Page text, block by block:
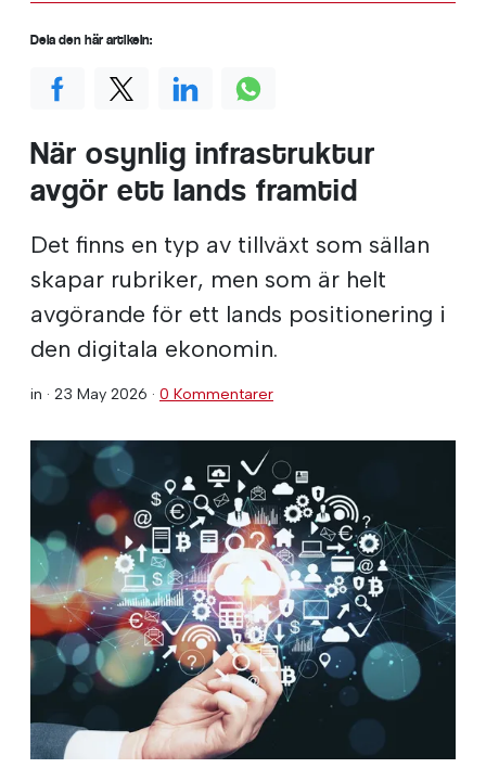
När osynlig infrastruktur
avgör ett lands framtid
Det finns en typ av tillväxt som sällan
skapar rubriker, men som är helt
avgörande för ett lands positionering i
den digitala ekonomin.
in · 23 May 2026 · 0 Kommentarer
Dela den här artikeln: